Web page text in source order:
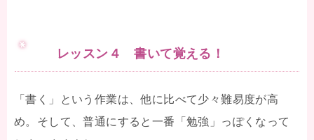
レッスン４ 書いて覚える！
「書く」という作業は、他に比べて少々難易度が高
め。そして、普通にすると一番「勉強」っぽくなって